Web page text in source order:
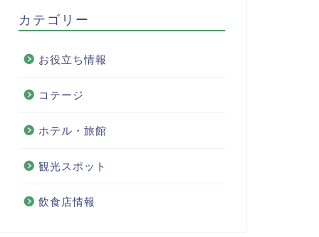
カテゴリー
お役立ち情報
コテージ
ホテル・旅館
観光スポット
飲食店情報